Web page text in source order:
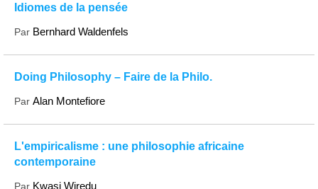
Idiomes de la pensée
Par Bernhard Waldenfels
Doing Philosophy – Faire de la Philo.
Par Alan Montefiore
L'empiricalisme : une philosophie africaine
contemporaine
Par Kwasi Wiredu